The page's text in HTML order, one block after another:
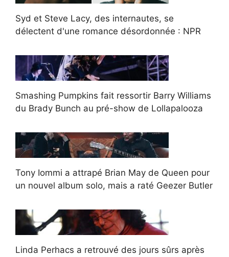
Syd et Steve Lacy, des internautes, se
délectent d'une romance désordonnée : NPR
Smashing Pumpkins fait ressortir Barry Williams
du Brady Bunch au pré-show de Lollapalooza
Tony Iommi a attrapé Brian May de Queen pour
un nouvel album solo, mais a raté Geezer Butler
Linda Perhacs a retrouvé des jours sûrs après